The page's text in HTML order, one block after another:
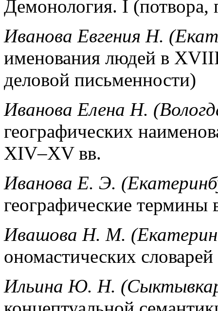
Демонология. I (потвора,
Иванова Евгения Н.
именования людей в
деловой письменности)
Иванова Елена Н.
географических
XIV–XV вв.
Иванова Е. Э.
географические
Ивашова Н. М.
ономастических словарей
Ильина Ю. Н.